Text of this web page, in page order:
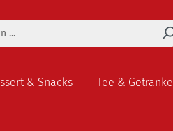
& Snacks Tee & Getränke